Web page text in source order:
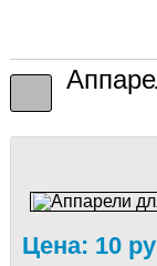
Цена: 10